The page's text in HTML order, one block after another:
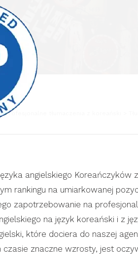
Profesjonalne tłumaczenia z koreański
angielskiego Koreańczyków
rankingu na umiarkowanej
zapotrzebowanie na
na język koreański i z
które dociera do naszej
czasie znaczne wzrosty, jest